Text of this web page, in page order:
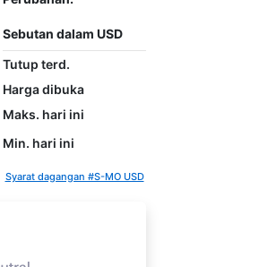
Sebutan dalam USD
Tutup terd.
Harga dibuka
Maks. hari ini
Min. hari ini
Syarat dagangan #S-MO USD